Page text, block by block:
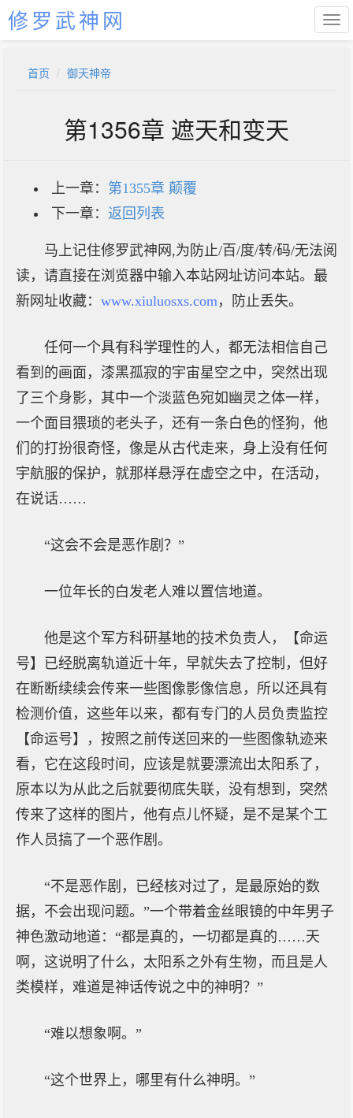
修罗武神网
首页 御天神帝
第1356章 遮天和变天
上一章： 第1355章 颠覆
下一章： 返回列表
马上记住修罗武神网,为防止/百/度/转/码/无法阅
读，请直接在浏览器中输入本站网址访问本站。最
新网址收藏： www.xiuluosxs.com，防止丢失。
任何一个具有科学理性的人，都无法相信自己
看到的画面，漆黑孤寂的宇宙星空之中，突然出现
了三个身影，其中一个淡蓝色宛如幽灵之体一样，
一个面目猥琐的老头子，还有一条白色的怪狗，他
们的打扮很奇怪，像是从古代走来，身上没有任何
宇航服的保护，就那样悬浮在虚空之中，在活动，
在说话……
“这会不会是恶作剧？”
一位年长的白发老人难以置信地道。
他是这个军方科研基地的技术负责人，【命运
号】已经脱离轨道近十年，早就失去了控制，但好
在断断续续会传来一些图像影像信息，所以还具有
检测价值，这些年以来，都有专门的人员负责监控
【命运号】，按照之前传送回来的一些图像轨迹来
看，它在这段时间，应该是就要漂流出太阳系了，
原本以为从此之后就要彻底失联，没有想到，突然
传来了这样的图片，他有点儿怀疑，是不是某个工
作人员搞了一个恶作剧。
“不是恶作剧，已经核对过了，是最原始的数
据，不会出现问题。”一个带着金丝眼镜的中年男子
神色激动地道：“都是真的，一切都是真的……天
啊，这说明了什么，太阳系之外有生物，而且是人
类模样，难道是神话传说之中的神明？”
“难以想象啊。”
“这个世界上，哪里有什么神明。”